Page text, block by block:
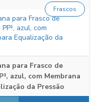
para Frasco de
azul, com Membrana
da Pressão
Frascos